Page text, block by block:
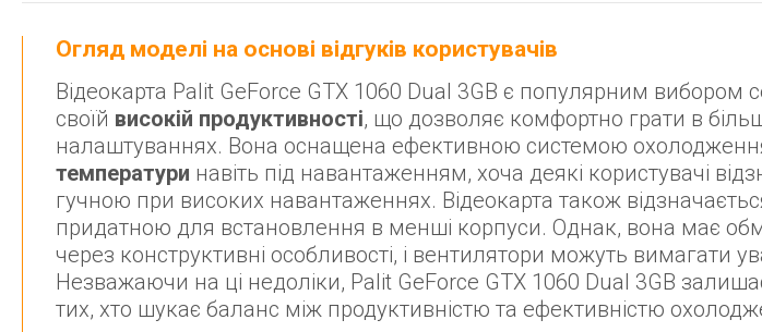
Огляд моделі на основі відгуків користувачів
Відеокарта Palit GeForce GTX 1060 Dual 3GB є популярним вибором
своїй високій продуктивності, що дозволяє комфортно грати в
налаштуваннях. Вона оснащена ефективною системою
температури навіть під навантаженням, хоча деякі користувачі
гучною при високих навантаженнях. Відеокарта також
придатною для встановлення в менші корпуси. Однак, вона має
через конструктивні особливості, і вентилятори можуть вимагати
Незважаючи на ці недоліки, Palit GeForce GTX 1060 Dual 3GB
тих, хто шукає баланс між продуктивністю та ефективністю